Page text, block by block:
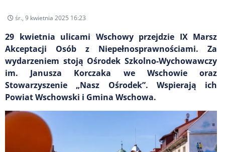
śr., 9 kwietnia 2025 16:23
29 kwietnia ulicami Wschowy przejdzie IX Marsz
Akceptacji Osób z Niepełnosprawnościami. Za
wydarzeniem stoją Ośrodek Szkolno-Wychowawczy
im. Janusza Korczaka we Wschowie oraz
Stowarzyszenie „Nasz Ośrodek”. Wspierają ich
Powiat Wschowski i Gmina Wschowa.